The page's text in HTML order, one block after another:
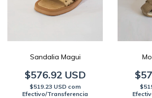
Sandalia Magui
$576.92 USD
$519.23 USD com
Efectivo/Transferencia